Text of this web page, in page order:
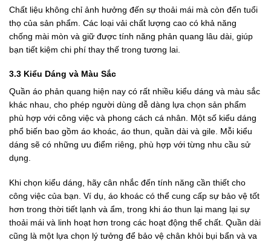
Chất liệu không chỉ ảnh hưởng đến sự thoải mái mà còn đến tuổi
thọ của sản phẩm. Các loại vải chất lượng cao có khả năng
chống mài mòn và giữ được tính năng phản quang lâu dài, giúp
bạn tiết kiệm chi phí thay thế trong tương lai.
3.3 Kiểu Dáng và Màu Sắc
Quần áo phản quang hiện nay có rất nhiều kiểu dáng và màu sắc
khác nhau, cho phép người dùng dễ dàng lựa chọn sản phẩm
phù hợp với công việc và phong cách cá nhân. Một số kiểu dáng
phổ biến bao gồm áo khoác, áo thun, quần dài và gile. Mỗi kiểu
dáng sẽ có những ưu điểm riêng, phù hợp với từng nhu cầu sử
dụng.
Khi chọn kiểu dáng, hãy cân nhắc đến tính năng cần thiết cho
công việc của bạn. Ví dụ, áo khoác có thể cung cấp sự bảo vệ tốt
hơn trong thời tiết lạnh và ẩm, trong khi áo thun lại mang lại sự
thoải mái và linh hoạt hơn trong các hoạt động thể chất. Quần dài
cũng là một lựa chọn lý tưởng để bảo vệ chân khỏi bụi bẩn và va